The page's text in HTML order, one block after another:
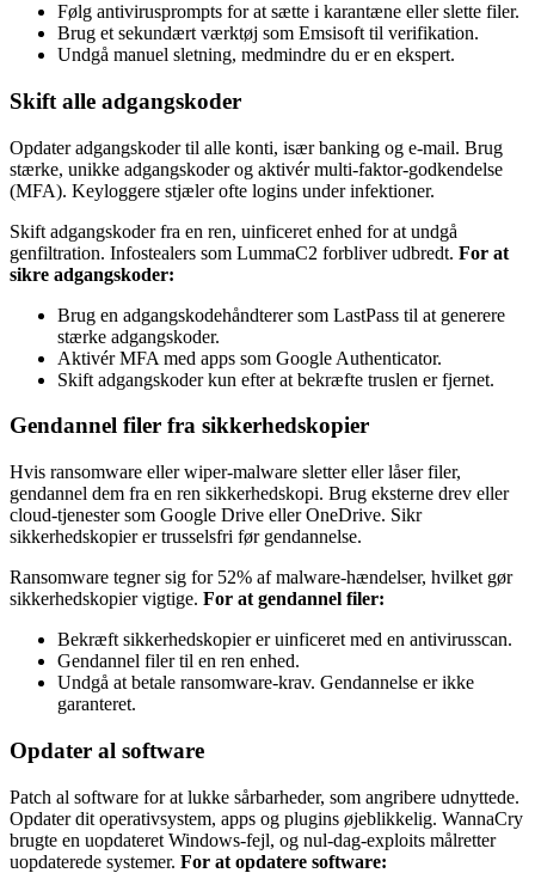
Følg antivirusprompts for at sætte i karantæne eller slette filer.
Brug et sekundært værktøj som Emsisoft til verifikation.
Undgå manuel sletning, medmindre du er en ekspert.
Skift alle adgangskoder
Opdater adgangskoder til alle konti, især banking og e-mail. Brug
stærke, unikke adgangskoder og aktivér multi-faktor-godkendelse
(MFA). Keyloggere stjæler ofte logins under infektioner.
Skift adgangskoder fra en ren, uinficeret enhed for at undgå
genfiltration. Infostealers som LummaC2 forbliver udbredt. For at
sikre adgangskoder:
Brug en adgangskodehåndterer som LastPass til at generere
stærke adgangskoder.
Aktivér MFA med apps som Google Authenticator.
Skift adgangskoder kun efter at bekræfte truslen er fjernet.
Gendannel filer fra sikkerhedskopier
Hvis ransomware eller wiper-malware sletter eller låser filer,
gendannel dem fra en ren sikkerhedskopi. Brug eksterne drev eller
cloud-tjenester som Google Drive eller OneDrive. Sikr
sikkerhedskopier er trusselsfri før gendannelse.
Ransomware tegner sig for 52% af malware-hændelser, hvilket gør
sikkerhedskopier vigtige. For at gendannel filer:
Bekræft sikkerhedskopier er uinficeret med en antivirusscan.
Gendannel filer til en ren enhed.
Undgå at betale ransomware-krav. Gendannelse er ikke
garanteret.
Opdater al software
Patch al software for at lukke sårbarheder, som angribere udnyttede.
Opdater dit operativsystem, apps og plugins øjeblikkelig. WannaCry
brugte en uopdateret Windows-fejl, og nul-dag-exploits målretter
uopdaterede systemer. For at opdatere software: